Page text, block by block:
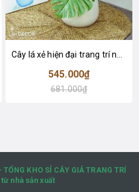
545.000₫
681.000₫
TỔNG KHO SỈ CÂY GIẢ TRANG TRÍ
nhà sản xuất